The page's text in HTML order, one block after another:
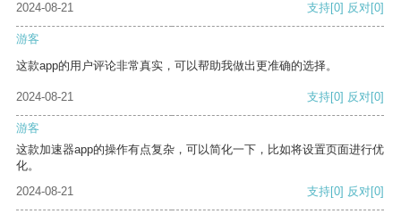
2024-08-21 支持[0] 反对[0]
游客
这款app的用户评论非常真实，可以帮助我做出更准确的选择。
2024-08-21 支持[0] 反对[0]
游客
这款加速器app的操作有点复杂，可以简化一下，比如将设置页面进行优
化。
2024-08-21
支持[0] 反对[0]